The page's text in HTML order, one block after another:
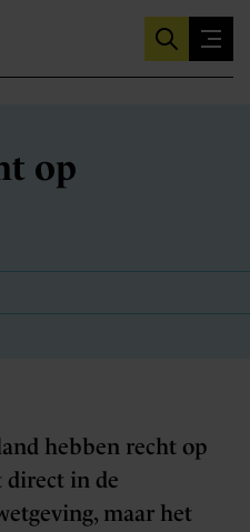
op
hebben recht op
direct in de
maar het